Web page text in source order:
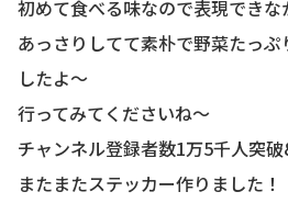
初めて食べる味なので表現できな
あっさりしてて素朴で野菜たっ
したよ〜
行ってみてくださいね〜
チャンネル登録者数1万5千人突
またまたステッカー作りました！